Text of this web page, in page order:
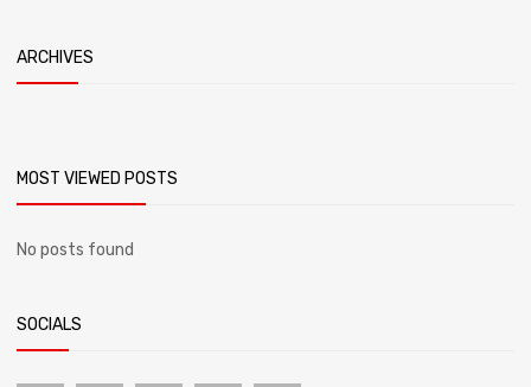
ARCHIVES
MOST VIEWED POSTS
No posts found
SOCIALS